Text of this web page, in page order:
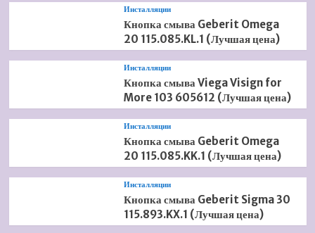
Инсталляции
Кнопка смыва Geberit Omega
20 115.085.KL.1 (Лучшая цена)
Инсталляции
Кнопка смыва Viega Visign for
More 103 605612 (Лучшая цена)
Инсталляции
Кнопка смыва Geberit Omega
20 115.085.KK.1 (Лучшая цена)
Инсталляции
Кнопка смыва Geberit Sigma 30
115.893.KX.1 (Лучшая цена)